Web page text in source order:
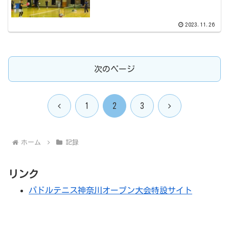
2023.11.26
次のページ
前 1 2 3 次
ホーム 記録
リンク
パドルテニス神奈川オープン大会特設サイト